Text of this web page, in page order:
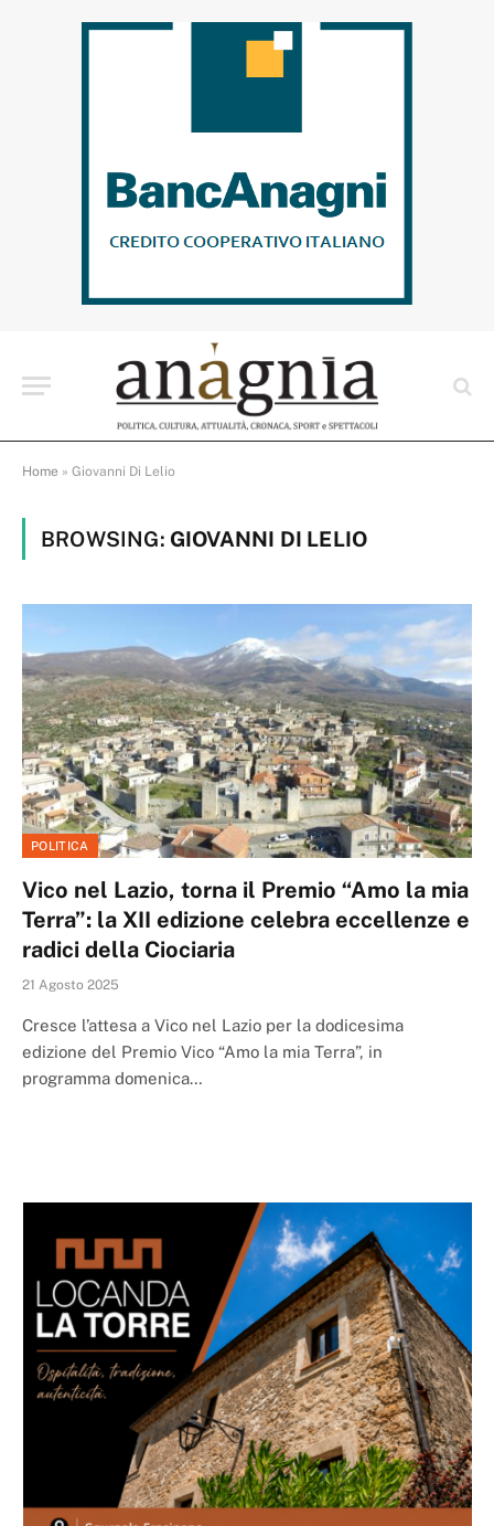
Home » Giovanni Di Lelio
BROWSING: GIOVANNI DI LELIO
POLITICA
Vico nel Lazio, torna il Premio “Amo la mia
Terra”: la XII edizione celebra eccellenze e
radici della Ciociaria
21 Agosto 2025
Cresce l’attesa a Vico nel Lazio per la dodicesima
edizione del Premio Vico “Amo la mia Terra”, in
programma domenica…